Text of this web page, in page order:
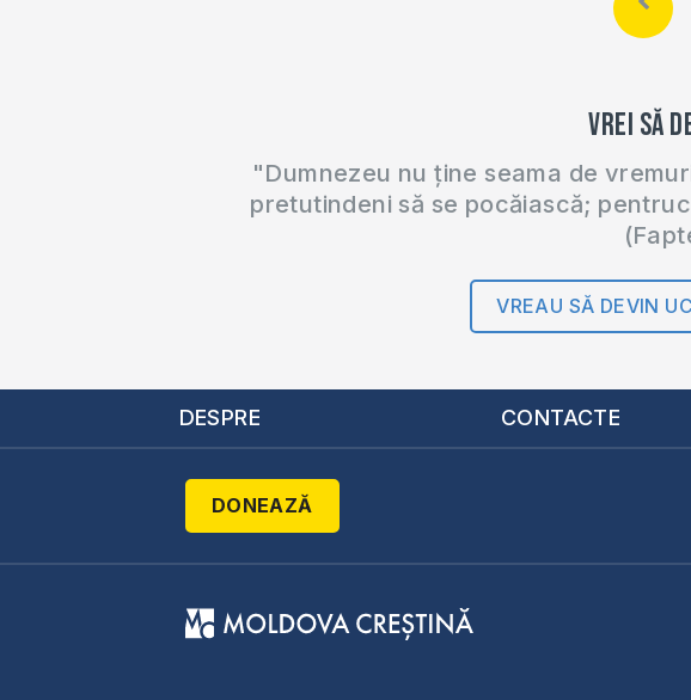
Vrei să
"Dumnezeu nu ține seama de
pretutindeni să se pocăiască;
VREAU SĂ DEVIN
DESPRE CONTACTE
DONEAZĂ